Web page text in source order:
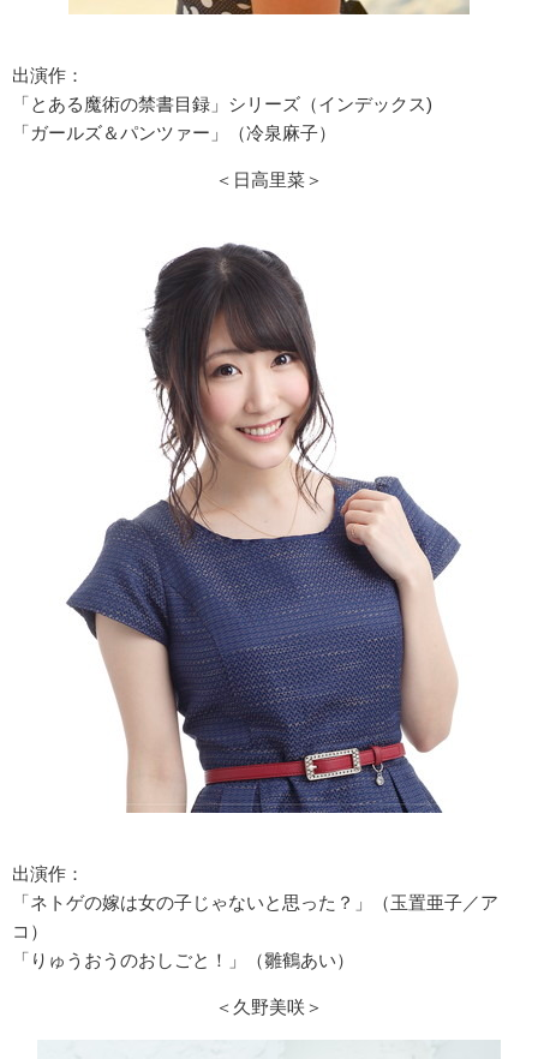
出演作：
「とある魔術の禁書目録」シリーズ（インデックス)
「ガールズ＆パンツァー」（冷泉麻子）
＜日高里菜＞
出演作：
「ネトゲの嫁は女の子じゃないと思った？」（玉置亜子／ア
コ）
「りゅうおうのおしごと！」（雛鶴あい）
＜久野美咲＞